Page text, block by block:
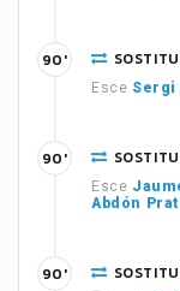
Esce Sergi
90'
Esce
Abdón
90'
90'